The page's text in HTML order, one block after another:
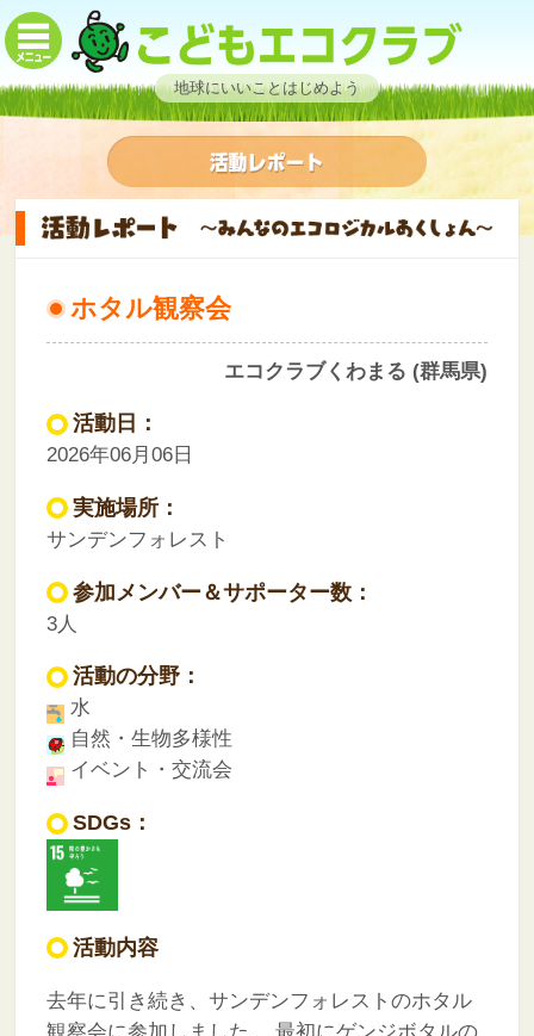
地球にいいことはじめよう
ホタル観察会
エコクラブくわまる (群馬県)
活動日：
2026年06月06日
実施場所：
サンデンフォレスト
参加メンバー＆サポーター数：
3人
活動の分野：
水
自然・生物多様性
イベント・交流会
SDGs：
活動内容
去年に引き続き、サンデンフォレストのホタル